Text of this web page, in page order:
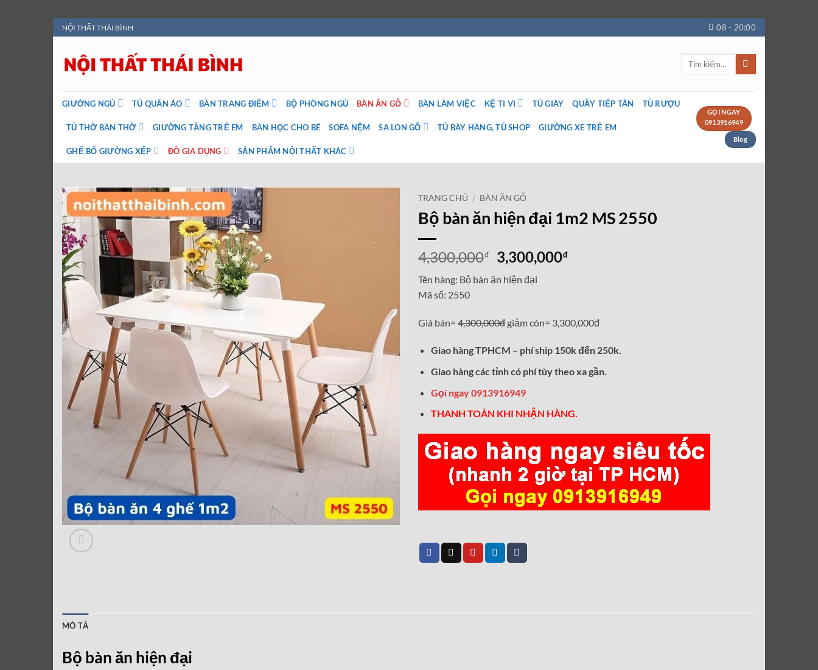
Bỏ
qua
nội
dung
NỘI THẤT THÁI BÌNH 08 - 20:00
Tìm
GIƯỜNG NGỦ TỦ QUẦN ÁO BÀN TRANG ĐIỂM BỘ PHÒNG NGỦ BÀN ĂN GỖ BÀN LÀM VIỆC KỆ TI VI TỦ GIÀY QUẦY TIẾP TÂN TỦ RƯỢU
TỦ THỜ BÀN THỜ GIƯỜNG TẦNG TRẺ EM BÀN HỌC CHO BÉ SOFA NỆM SA LON GỖ TỦ BÀY HÀNG, TỦ SHOP GIƯỜNG XE TRẺ EM
GHẾ BỐ GIƯỜNG XẾP ĐỒ GIA DỤNG SẢN PHẨM NỘI THẤT KHÁC
GỌI NGAY
0913916949
Blog
TRANG CHỦ / BÀN ĂN GỖ
Bộ bàn ăn hiện đại 1m2 MS 2550
4,300,000₫
Giá
gốc
là:
3,300,000₫Giá
Tên hàng: Bộ bàn ăn hiện đại
Mã số: 2550
Giá bán= 4,300,000đ giảm còn= 3,300,000đ
Giao hàng TPHCM – phí ship 150k đến 250k.
Giao hàng các tỉnh có phí tùy theo xa gần.
Gọi ngay 0913916949
THANH TOÁN KHI NHẬN HÀNG.
MÔ TẢ
Bộ bàn ăn hiện đại